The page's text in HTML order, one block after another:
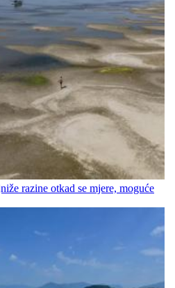
razine otkad se mjere, moguće